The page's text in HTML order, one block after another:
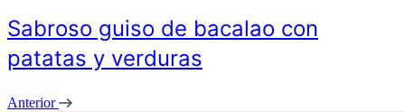
Sabroso guiso de bacalao con
patatas y verduras
Anterior